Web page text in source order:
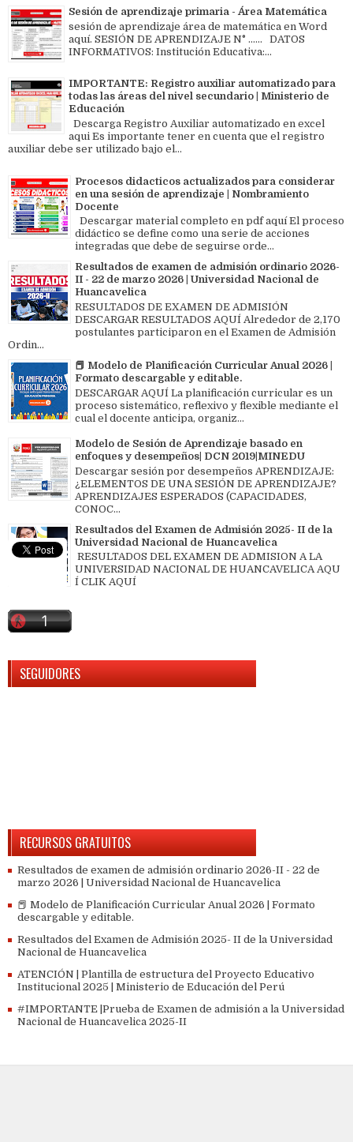
Sesión de aprendizaje primaria - Área Matemática
sesión de aprendizaje área de matemática en Word
aquí. SESIÓN DE APRENDIZAJE N° ...... DATOS
INFORMATIVOS: Institución Educativa:...
IMPORTANTE: Registro auxiliar automatizado para
todas las áreas del nivel secundario | Ministerio de
Educación
Descarga Registro Auxiliar automatizado en excel
aqui Es importante tener en cuenta que el registro
auxiliar debe ser utilizado bajo el...
Procesos didacticos actualizados para considerar
en una sesión de aprendizaje | Nombramiento
Docente
Descargar material completo en pdf aquí El proceso
didáctico se define como una serie de acciones
integradas que debe de seguirse orde...
Resultados de examen de admisión ordinario 2026-
II - 22 de marzo 2026 | Universidad Nacional de
Huancavelica
RESULTADOS DE EXAMEN DE ADMISIÓN
DESCARGAR RESULTADOS AQUÍ Alrededor de 2,170
postulantes participaron en el Examen de Admisión
Ordin...
📕 Modelo de Planificación Curricular Anual 2026 |
Formato descargable y editable.
DESCARGAR AQUÍ La planificación curricular es un
proceso sistemático, reflexivo y flexible mediante el
cual el docente anticipa, organiz...
Modelo de Sesión de Aprendizaje basado en
enfoques y desempeños| DCN 2019|MINEDU
Descargar sesión por desempeños APRENDIZAJE:
¿ELEMENTOS DE UNA SESIÓN DE APRENDIZAJE?
APRENDIZAJES ESPERADOS (CAPACIDADES,
CONOC...
Resultados del Examen de Admisión 2025- II de la
Universidad Nacional de Huancavelica
RESULTADOS DEL EXAMEN DE ADMISION A LA
UNIVERSIDAD NACIONAL DE HUANCAVELICA AQU
Í CLIK AQUÍ
SEGUIDORES
RECURSOS GRATUITOS
Resultados de examen de admisión ordinario 2026-II - 22 de
marzo 2026 | Universidad Nacional de Huancavelica
📕 Modelo de Planificación Curricular Anual 2026 | Formato
descargable y editable.
Resultados del Examen de Admisión 2025- II de la Universidad
Nacional de Huancavelica
ATENCIÓN | Plantilla de estructura del Proyecto Educativo
Institucional 2025 | Ministerio de Educación del Perú
#IMPORTANTE |Prueba de Examen de admisión a la Universidad
Nacional de Huancavelica 2025-II